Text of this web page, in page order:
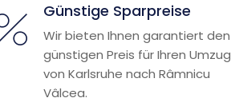
Günstige Sparpreise
Wir bieten Ihnen garantiert den
günstigen Preis für Ihren Umzug
von Karlsruhe nach Râmnicu
Vâlcea.